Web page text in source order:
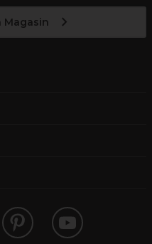
Magasin